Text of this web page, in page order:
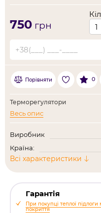
750 грн
Порівняти 0
Терморегулятори
Весь опис
Виробник
Країна:
Всі характеристики
Гарантія
При покупці теплої
покриття